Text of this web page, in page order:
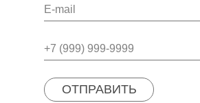
ОТПРАВИТЬ